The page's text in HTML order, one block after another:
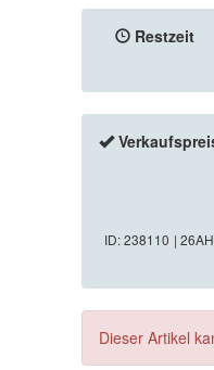
Restzeit
ID: 238110 |
Dieser Artikel